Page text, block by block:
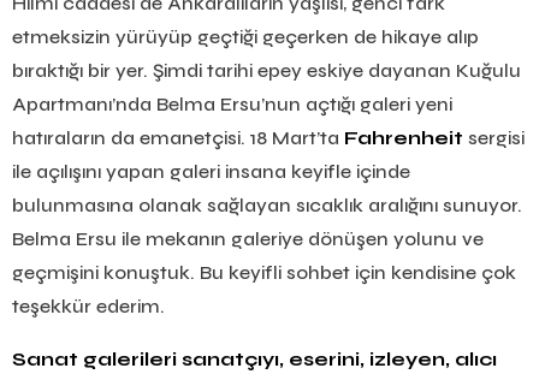
etmeksizin yürüyüp geçtiği geçerken de hikaye alıp
bıraktığı bir yer. Şimdi tarihi epey eskiye dayanan Kuğulu
Apartmanı’nda Belma Ersu’nun açtığı galeri yeni
hatıraların da emanetçisi. 18 Mart’ta Fahrenheit sergisi
ile açılışını yapan galeri insana keyifle içinde
bulunmasına olanak sağlayan sıcaklık aralığını sunuyor.
Belma Ersu ile mekanın galeriye dönüşen yolunu ve
geçmişini konuştuk. Bu keyifli sohbet için kendisine çok
teşekkür ederim.
Sanat galerileri sanatçıyı, eserini, izleyen, alıcı